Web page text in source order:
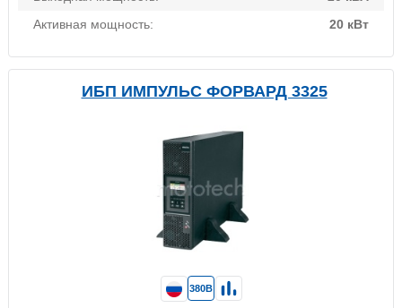
Активная мощность:
20 кВт
ИБП ИМПУЛЬС ФОРВАРД 3325
380В